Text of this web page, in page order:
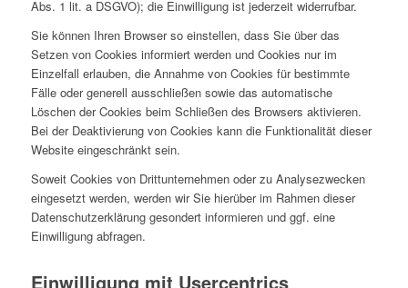
Abs. 1 lit. a DSGVO); die Einwilligung ist jederzeit widerrufbar.
Sie können Ihren Browser so einstellen, dass Sie über das
Setzen von Cookies informiert werden und Cookies nur im
Einzelfall erlauben, die Annahme von Cookies für bestimmte
Fälle oder generell ausschließen sowie das automatische
Löschen der Cookies beim Schließen des Browsers aktivieren.
Bei der Deaktivierung von Cookies kann die Funktionalität dieser
Website eingeschränkt sein.
Soweit Cookies von Drittunternehmen oder zu Analysezwecken
eingesetzt werden, werden wir Sie hierüber im Rahmen dieser
Datenschutzerklärung gesondert informieren und ggf. eine
Einwilligung abfragen.
Einwilligung mit Usercentrics